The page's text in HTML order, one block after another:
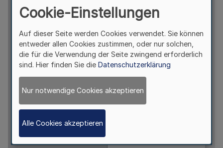
Cookie-Einstellungen
Auf dieser Seite werden Cookies verwendet. Sie können
entweder allen Cookies zustimmen, oder nur solchen,
die für die Verwendung der Seite zwingend erforderlich
sind. Hier finden Sie die Datenschutzerklärung
Nur notwendige Cookies akzeptieren
Alle Cookies akzeptieren